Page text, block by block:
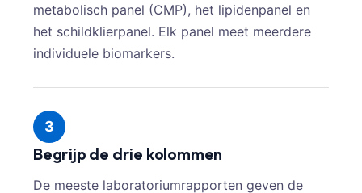
metabolisch panel (CMP), het lipidenpanel en
het schildklierpanel. Elk panel meet meerdere
individuele biomarkers.
3
Begrijp de drie kolommen
De meeste laboratoriumrapporten geven de